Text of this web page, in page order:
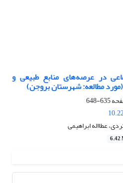
در عرصه‌های منابع طبیعی و
مطالعه: شهرستان بروجن)
635-648
عطااله ابراهیمی
6.42